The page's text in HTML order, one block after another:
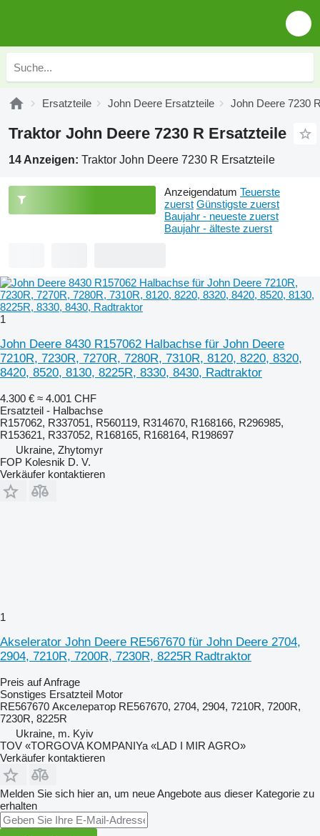
Ersatzteile John Deere Ersatzteile John Deere 7230
Traktor John Deere 7230 R Ersatzteile
14 Anzeigen: Traktor John Deere 7230 R Ersatzteile
Anzeigendatum Teuerste
zuerst Günstigste zuerst
Baujahr - neueste zuerst
Baujahr - älteste zuerst
1
John Deere 8430 R157062 Halbachse für John Deere
7210R, 7230R, 7270R, 7280R, 7310R, 8120, 8220, 8320,
8420, 8520, 8130, 8225R, 8330, 8430, Radtraktor
4.300 € ≈ 4.001 CHF
Ersatzteil - Halbachse
R157062, R337051, R560119, R314670, R168166, R296985,
R153621, R337052, R168165, R168164, R198697
Ukraine, Zhytomyr
FOP Kolesnik D. V.
Verkäufer kontaktieren
1
Akselerator John Deere RE567670 für John Deere 2704,
2904, 7210R, 7200R, 7230R, 8225R Radtraktor
Preis auf Anfrage
Sonstiges Ersatzteil Motor
RE567670 Акселератор RE567670, 2704, 2904, 7210R, 7200R,
7230R, 8225R
Ukraine, m. Kyiv
TOV «TORGOVA KOMPANIYa «LAD I MIR AGRO»
Verkäufer kontaktieren
Melden Sie sich hier an, um neue Angebote aus dieser Kategorie zu
erhalten